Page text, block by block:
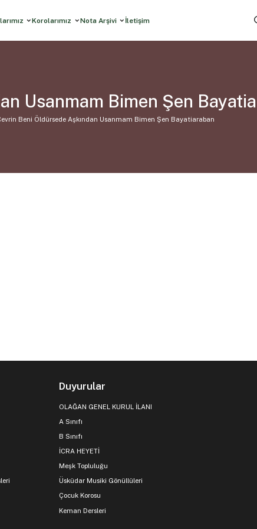
Korolarımız Nota Arşivi İletişim
Usanmam Bimen Şen
Beni Öldürsede Aşkından Usanmam Bimen Şen Bayatiaraban
Duyurular
OLAĞAN GENEL KURUL İLANI
A Sınıfı
B Sınıfı
İCRA HEYETİ
Meşk Topluluğu
Üsküdar Musiki Gönüllüleri
Çocuk Korosu
Keman Dersleri